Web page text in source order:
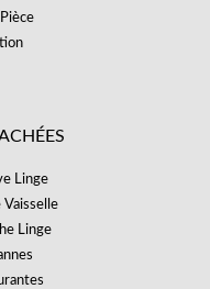
Linge
Vaisselle
Linge